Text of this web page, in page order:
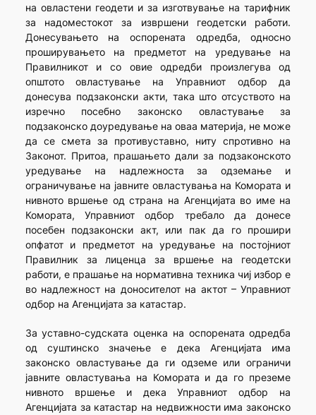
на овластени геодети и за изготвување на тарифник
за надоместокот за извршени геодетски работи.
Донесувањето на оспорената одредба, односно
проширувањето на предметот на уредување на
Правилникот и со овие одредби произлегува од
општото овластување на Управниот одбор да
донесува подзаконски акти, така што отсуството на
изречно посебно законско овластување за
подзаконско доуредување на оваа материја, не може
да се смета за противуставно, ниту спротивно на
Законот. Притоа, прашањето дали за подзаконското
уредување на надлежноста за одземање и
ограничување на јавните овластувања на Комората и
нивното вршење од страна на Агенцијата во име на
Комората, Управниот одбор требало да донесе
посебен подзаконски акт, или пак да го прошири
опфатот и предметот на уредување на постојниот
Правилник за лиценца за вршење на геодетски
работи, е прашање на нормативна техника чиј избор е
во надлежност на доносителот на актот – Управниот
одбор на Агенцијата за катастар.
За уставно-судската оценка на оспорената одредба
од суштинско значење е дека Агенцијата има
законско овластување да ги одземе или ограничи
јавните овластувања на Комората и да го преземе
нивното вршење и дека Управниот одбор на
Агенцијата за катастар на недвижности има законско